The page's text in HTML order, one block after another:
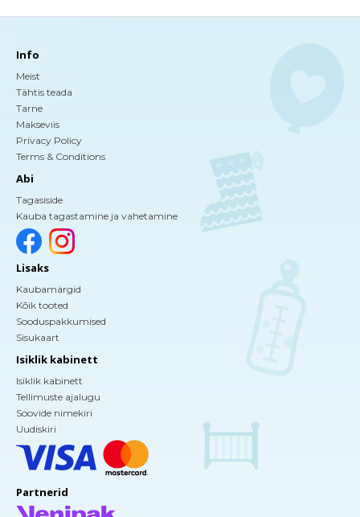
Info
Meist
Tähtis teada
Tarne
Makseviis
Privacy Policy
Terms & Conditions
Abi
Tagasiside
Kauba tagastamine ja vahetamine
Lisaks
Kaubamärgid
Kõik tooted
Sooduspakkumised
Sisukaart
Isiklik kabinett
Isiklik kabinett
Tellimuste ajalugu
Soovide nimekiri
Uudiskiri
Partnerid